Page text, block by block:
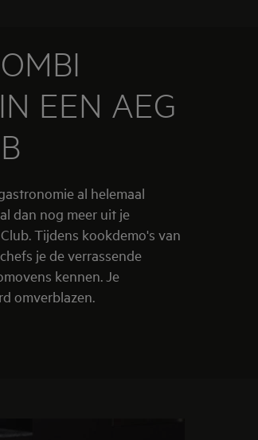
EEN AEG
al helemaal
dan nog meer uit je
Tijdens kookdemo's van
je de verrassende
kennen. Je
omverblazen.